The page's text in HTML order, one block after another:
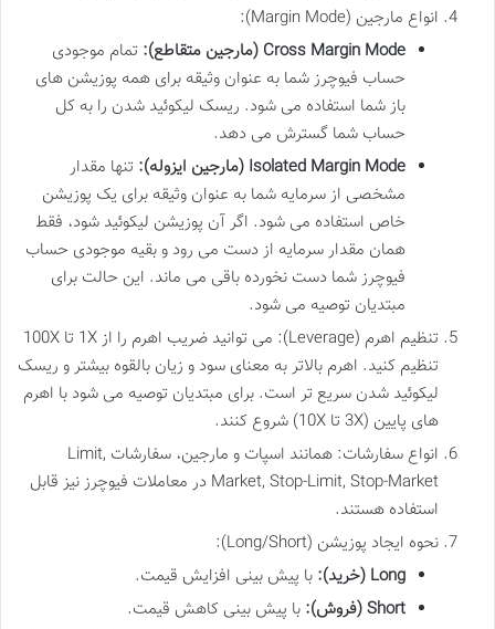
انواع مارجین (Margin Mode):
Cross Margin Mode (مارجین متقاطع):
تمام موجودی
حساب فیوچرز شما به عنوان وثیقه برای همه پوزیشن های
باز شما استفاده می شود. ریسک لیکوئید شدن را به کل
حساب شما گسترش می دهد.
Isolated Margin Mode (مارجین ایزوله):
تنها مقدار
مشخصی از سرمایه شما به عنوان وثیقه برای یک پوزیشن
خاص استفاده می شود. اگر آن پوزیشن لیکوئید شود، فقط
همان مقدار سرمایه از دست می رود و بقیه موجودی حساب
فیوچرز شما دست نخورده باقی می ماند. این حالت برای
مبتدیان توصیه می شود.
تنظیم اهرم (Leverage): می توانید ضریب اهرم را از 1X تا 100X
تنظیم کنید. اهرم بالاتر به معنای سود و زیان بالقوه بیشتر و ریسک
لیکوئید شدن سریع تر است. برای مبتدیان توصیه می شود با اهرم
های پایین (3X تا 10X) شروع کنند.
انواع سفارشات: همانند اسپات و مارجین، سفارشات Limit,
Market, Stop-Limit, Stop-Market در معاملات فیوچرز نیز قابل
استفاده هستند.
نحوه ایجاد پوزیشن (Long/Short):
Long (خرید):
با پیش بینی افزایش قیمت.
Short (فروش):
با پیش بینی کاهش قیمت.